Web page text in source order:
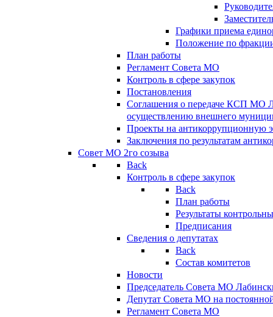
Графики приема
Положение по
План работы
Регламент Совета МО
Контроль в сфере закупок
Постановления
Соглашения о передаче КСП МО
осуществлению внешнего
Проекты на антикоррупционную
Заключения по результатам
Совет МО 2го созыва
Back
Контроль в сфере закупок
Back
План работы
Результаты
Предписания
Сведения о депутатах
Back
Состав комитетов
Новости
Председатель Совета МО
Депутат Совета МО на
Регламент Совета МО